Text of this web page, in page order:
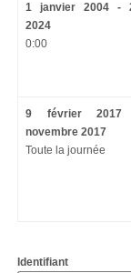
1 janvier 2004 -
2024
0:00
9 février
novembre 2017
Toute la journée
Identifiant